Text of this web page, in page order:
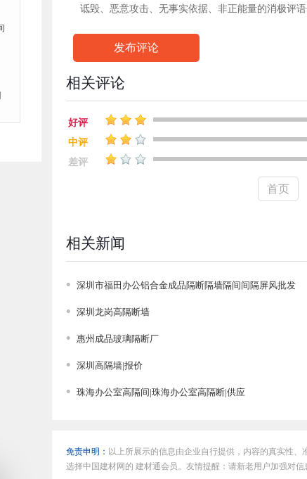
诋毁、恶意攻击、无事实依据、非正能量的消极评
发布评论
相关评论
好评
中评
差评
首页
相关新闻
深圳市福田办公铝合金成品隔断隔墙隔间间隔屏风批发
深圳龙岗高隔断墙
惠州成品玻璃隔断厂
深圳高隔墙|报价
珠海办公室高隔间|珠海办公室高隔断|供应
免责申明： 以上所展示的信息由企业自行提供，内容的真实性
选择中国建材网的 建材通会员。友情提醒：请新老用户加强对